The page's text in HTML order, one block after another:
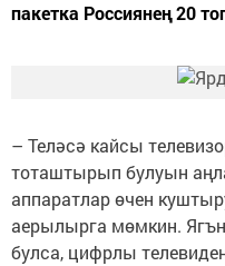
пакетка Россиянең 20
– Теләсә кайсы
тоташтырып булуын
аппаратлар өчен
аерылырга мөмкин.
булса, цифрлы